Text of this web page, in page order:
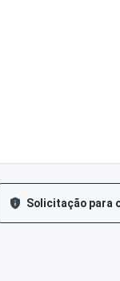
Solicitação para